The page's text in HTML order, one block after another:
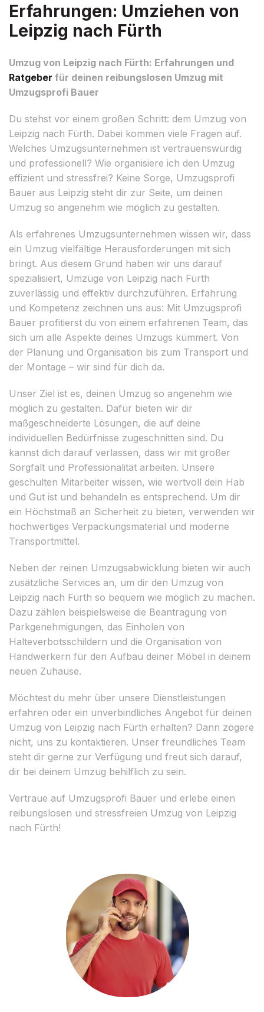
Erfahrungen: Umziehen von
Leipzig nach Fürth
Umzug von Leipzig nach Fürth: Erfahrungen und
Ratgeber für deinen reibungslosen Umzug mit
Umzugsprofi Bauer
Du stehst vor einem großen Schritt: dem Umzug von
Leipzig nach Fürth. Dabei kommen viele Fragen auf.
Welches Umzugsunternehmen ist vertrauenswürdig
und professionell? Wie organisiere ich den Umzug
effizient und stressfrei? Keine Sorge, Umzugsprofi
Bauer aus Leipzig steht dir zur Seite, um deinen
Umzug so angenehm wie möglich zu gestalten.
Als erfahrenes Umzugsunternehmen wissen wir, dass
ein Umzug vielfältige Herausforderungen mit sich
bringt. Aus diesem Grund haben wir uns darauf
spezialisiert, Umzüge von Leipzig nach Fürth
zuverlässig und effektiv durchzuführen. Erfahrung
und Kompetenz zeichnen uns aus: Mit Umzugsprofi
Bauer profitierst du von einem erfahrenen Team, das
sich um alle Aspekte deines Umzugs kümmert. Von
der Planung und Organisation bis zum Transport und
der Montage – wir sind für dich da.
Unser Ziel ist es, deinen Umzug so angenehm wie
möglich zu gestalten. Dafür bieten wir dir
maßgeschneiderte Lösungen, die auf deine
individuellen Bedürfnisse zugeschnitten sind. Du
kannst dich darauf verlassen, dass wir mit großer
Sorgfalt und Professionalität arbeiten. Unsere
geschulten Mitarbeiter wissen, wie wertvoll dein Hab
und Gut ist und behandeln es entsprechend. Um dir
ein Höchstmaß an Sicherheit zu bieten, verwenden wir
hochwertiges Verpackungsmaterial und moderne
Transportmittel.
Neben der reinen Umzugsabwicklung bieten wir auch
zusätzliche Services an, um dir den Umzug von
Leipzig nach Fürth so bequem wie möglich zu machen.
Dazu zählen beispielsweise die Beantragung von
Parkgenehmigungen, das Einholen von
Halteverbotsschildern und die Organisation von
Handwerkern für den Aufbau deiner Möbel in deinem
neuen Zuhause.
Möchtest du mehr über unsere Dienstleistungen
erfahren oder ein unverbindliches Angebot für deinen
Umzug von Leipzig nach Fürth erhalten? Dann zögere
nicht, uns zu kontaktieren. Unser freundliches Team
steht dir gerne zur Verfügung und freut sich darauf,
dir bei deinem Umzug behilflich zu sein.
Vertraue auf Umzugsprofi Bauer und erlebe einen
reibungslosen und stressfreien Umzug von Leipzig
nach Fürth!